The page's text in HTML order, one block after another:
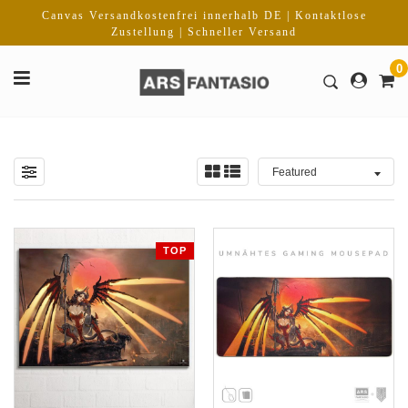
Inhalt
Canvas Versandkostenfrei innerhalb DE | Kontaktlose
Zustellung | Schneller Versand
0
TOP